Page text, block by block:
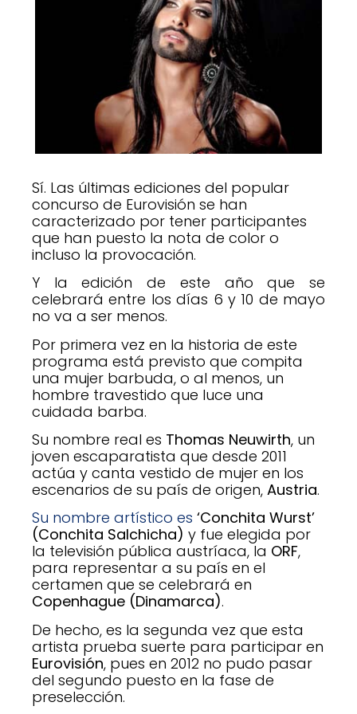
Sí. Las últimas ediciones del popular
concurso de Eurovisión se han
caracterizado por tener participantes
que han puesto la nota de color o
incluso la provocación.
Y la edición de este año que se
celebrará entre los días 6 y 10 de mayo
no va a ser menos.
Por primera vez en la historia de este
programa está previsto que compita
una mujer barbuda, o al menos, un
hombre travestido que luce una
cuidada barba.
Su nombre real es Thomas Neuwirth, un
joven escaparatista que desde 2011
actúa y canta vestido de mujer en los
escenarios de su país de origen, Austria.
Su nombre artístico es ‘Conchita Wurst’
(Conchita Salchicha) y fue elegida por
la televisión pública austríaca, la ORF,
para representar a su país en el
certamen que se celebrará en
Copenhague (Dinamarca).
De hecho, es la segunda vez que esta
artista prueba suerte para participar en
Eurovisión, pues en 2012 no pudo pasar
del segundo puesto en la fase de
preselección.